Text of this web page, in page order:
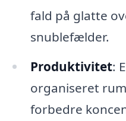
fald på glatte
snublefælder.
Produktivitet:
organiseret
forbedre